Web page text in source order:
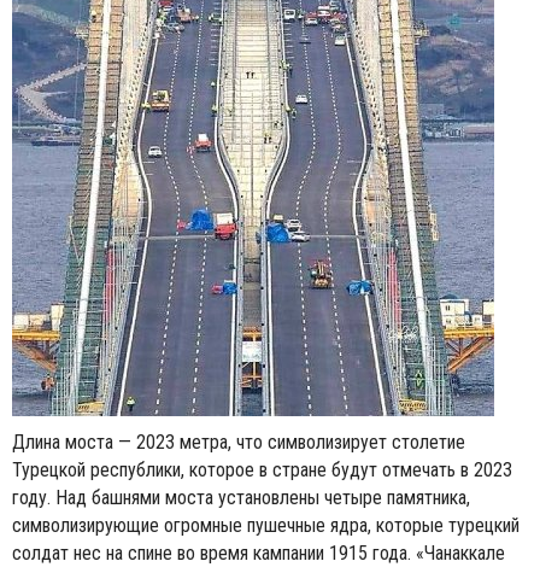
Длина моста — 2023 метра, что символизирует столетие
Турецкой республики, которое в стране будут отмечать в 2023
году. Над башнями моста установлены четыре памятника,
символизирующие огромные пушечные ядра, которые турецкий
солдат нес на спине во время кампании 1915 года. «Чанаккале